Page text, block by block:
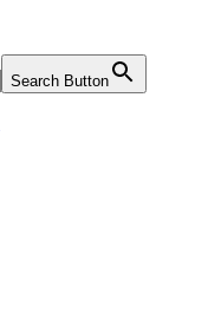
Search Button